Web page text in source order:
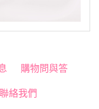
購物問與答
聯絡我們